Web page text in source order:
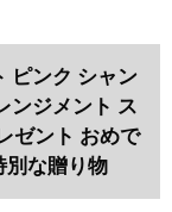
ピンク シャン
ンジメント ス
ゼント おめで
別な贈り物